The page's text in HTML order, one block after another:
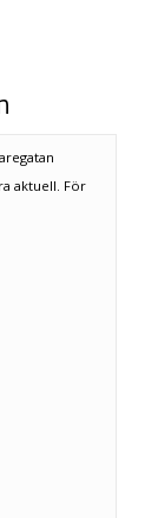
aktuell. För